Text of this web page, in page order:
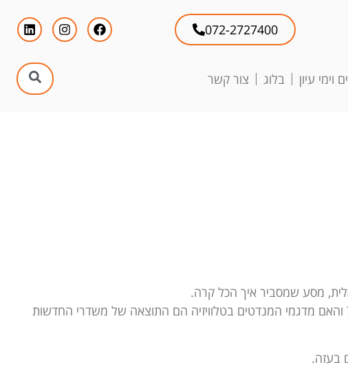
072-2727400
וימי עיון בלוג צור קשר
מסע שמסביר איך הכל קרה.
והאם מדגמי המנדטים בטלוויזיה הם התוצאה של משדרי החדשות
בעזה.